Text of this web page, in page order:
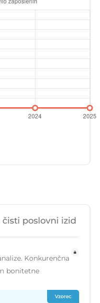
poslovni izid
Konkurenčna
bonitetne